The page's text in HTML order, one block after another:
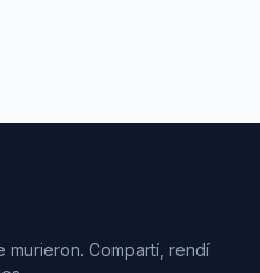
murieron. Compartí, rendí